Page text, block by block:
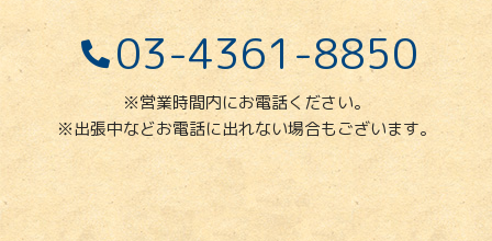
03-4361-8850
※営業時間内にお電話ください。
※出張中などお電話に出れない場合もございます。